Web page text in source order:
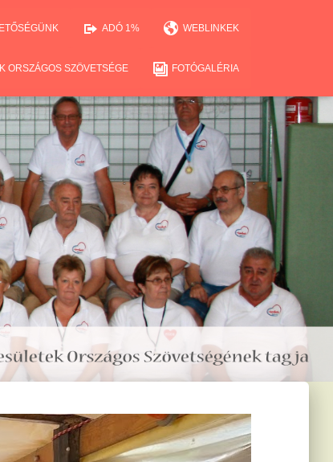
ADÓ 1% WEBLINKEK
ORSZÁGOS SZÖVETSÉGE FOTÓGALÉRIA